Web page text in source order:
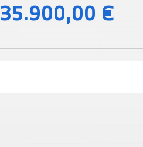
35.900,00 €